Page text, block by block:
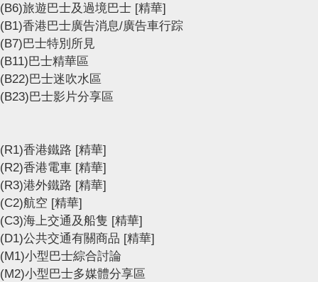
(B6)旅遊巴士及過境巴士 [精華]
(B1)香港巴士廣告消息/廣告車行踪
(B7)巴士特別所見
(B11)巴士精華區
(B22)巴士迷吹水區
(B23)巴士影片分享區
(R1)香港鐵路 [精華]
(R2)香港電車 [精華]
(R3)港外鐵路 [精華]
(C2)航空 [精華]
(C3)海上交通及船隻 [精華]
(D1)公共交通有關商品 [精華]
(M1)小型巴士綜合討論
(M2)小型巴士多媒體分享區